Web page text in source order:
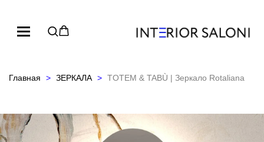
Главная ЗЕРКАЛА TOTEM & TABÙ | Зеркало Rotaliana